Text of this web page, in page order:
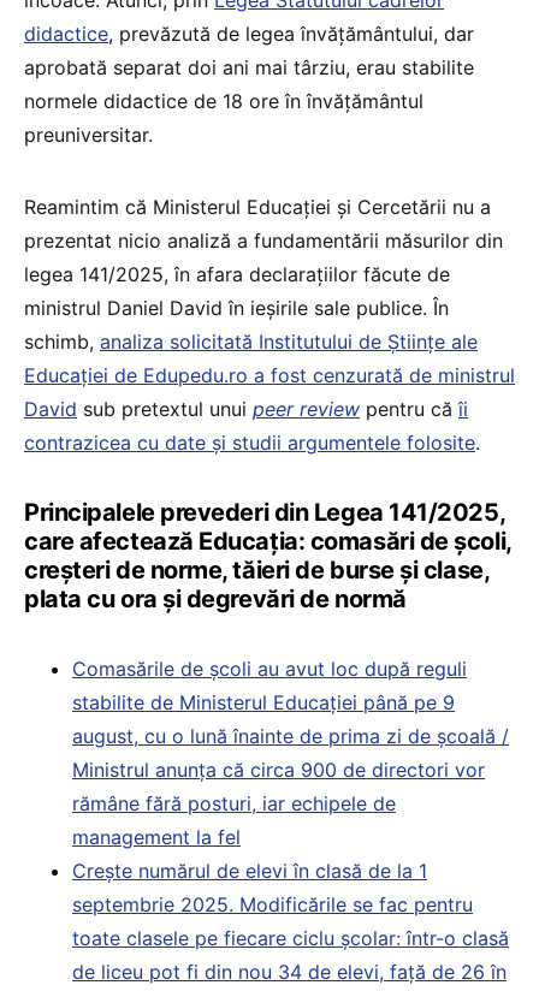
didactice, prevăzută de legea învățământului, dar
aprobată separat doi ani mai târziu, erau stabilite
normele didactice de 18 ore în învățământul
preuniversitar.
Reamintim că Ministerul Educației și Cercetării nu a
prezentat nicio analiză a fundamentării măsurilor din
legea 141/2025, în afara declarațiilor făcute de
ministrul Daniel David în ieșirile sale publice. În
schimb, analiza solicitată Institutului de Științe ale
Educației de Edupedu.ro a fost cenzurată de ministrul
David sub pretextul unui peer review pentru căîi
contrazicea cu date și studii argumentele folosite.
Principalele prevederi din Legea 141/2025,
care afectează Educația: comasări de școli,
creșteri de norme, tăieri de burse și clase,
plata cu ora și degrevări de normă
Comasările de școli au avut loc după reguli
stabilite de Ministerul Educației până pe 9
august, cu o lună înainte de prima zi de școală /
Ministrul anunța că circa 900 de directori vor
rămâne fără posturi, iar echipele de
management la fel
Crește numărul de elevi în clasă de la 1
septembrie 2025. Modificările se fac pentru
toate clasele pe fiecare ciclu școlar: într-o clasă
de liceu pot fi din nou 34 de elevi, față de 26 în